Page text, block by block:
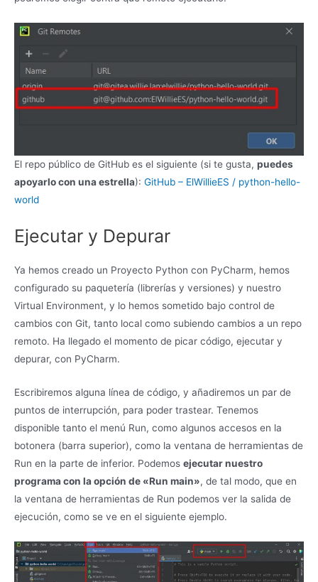
El repo público de GitHub es el siguiente (si te gusta, puedes
apoyarlo con una estrella): GitHub – ElWillieES / python-hello-
world
Ejecutar y Depurar
Ya hemos creado un Proyecto Python con PyCharm, hemos
configurado su paquetería (librerías y versiones) y nuestro
Virtual Environment, y lo hemos sometido bajo control de
cambios con Git, tanto local como subiendo cambios a un repo
remoto. Ha llegado el momento de picar código, ejecutar y
depurar, con PyCharm.
Escribiremos alguna línea de código, y añadiremos un par de
puntos de interrupción, para poder trastear. Tenemos
disponible tanto el menú Run, como algunos accesos en la
botonera (barra superior), como la ventana de herramientas de
Run en la parte de inferior. Podemos ejecutar nuestro
programa con la opción de «Run main», de tal modo, que en
la ventana de herramientas de Run podemos ver la salida de
ejecución, como se ve en el siguiente ejemplo.